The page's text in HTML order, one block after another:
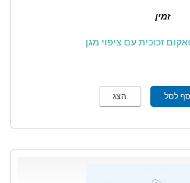
זמין
זכוכית עם ציפוי מגן
לסל הצג